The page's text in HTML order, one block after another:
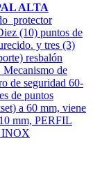
ALTA
protector
(10) puntos de
y tres (3)
resbalón
Mecanismo de
de seguridad 60-
de puntos
a 60 mm, viene
mm, PERFIL
INOX